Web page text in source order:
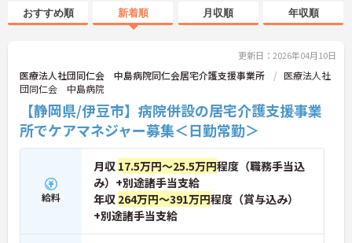
おすすめ順 新着順 月収順 年収順
更新日：2026年04月10日
医療法人社団同仁会 中島病院同仁会居宅介護支援事業所
医療法人社
団同仁会 中島病院
【静岡県/伊豆市】病院併設の居宅介護支援事業
所でケアマネジャー募集＜日勤常勤＞
給料
月収 17.5万円～25.5万円程度（職務手当込
み）+別途諸手当支給
年収 264万円～391万円程度（賞与込み）
+別途諸手当支給